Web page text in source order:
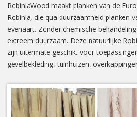
RobiniaWood maakt planken van de
Robinia, die qua duurzaamheid planken
evenaart. Zonder chemische
extreem duurzaam. Deze natuurlijke
zijn uitermate geschikt voor
gevelbekleding, tuinhuizen,